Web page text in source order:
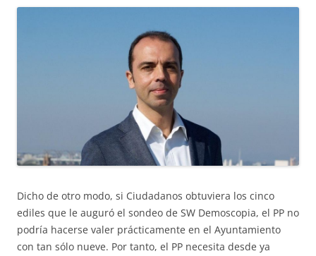
Dicho de otro modo, si Ciudadanos obtuviera los cinco
ediles que le auguró el sondeo de SW Demoscopia, el PP no
podría hacerse valer prácticamente en el Ayuntamiento
con tan sólo nueve. Por tanto, el PP necesita desde ya